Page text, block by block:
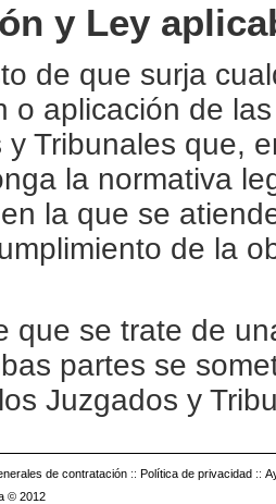
y Ley
de que surja
o aplicación de
y Tribunales que,
la normativa
la que se
de la
que se trate de
partes se
Juzgados y
de contratación :: Política de privacidad ::
© 2012